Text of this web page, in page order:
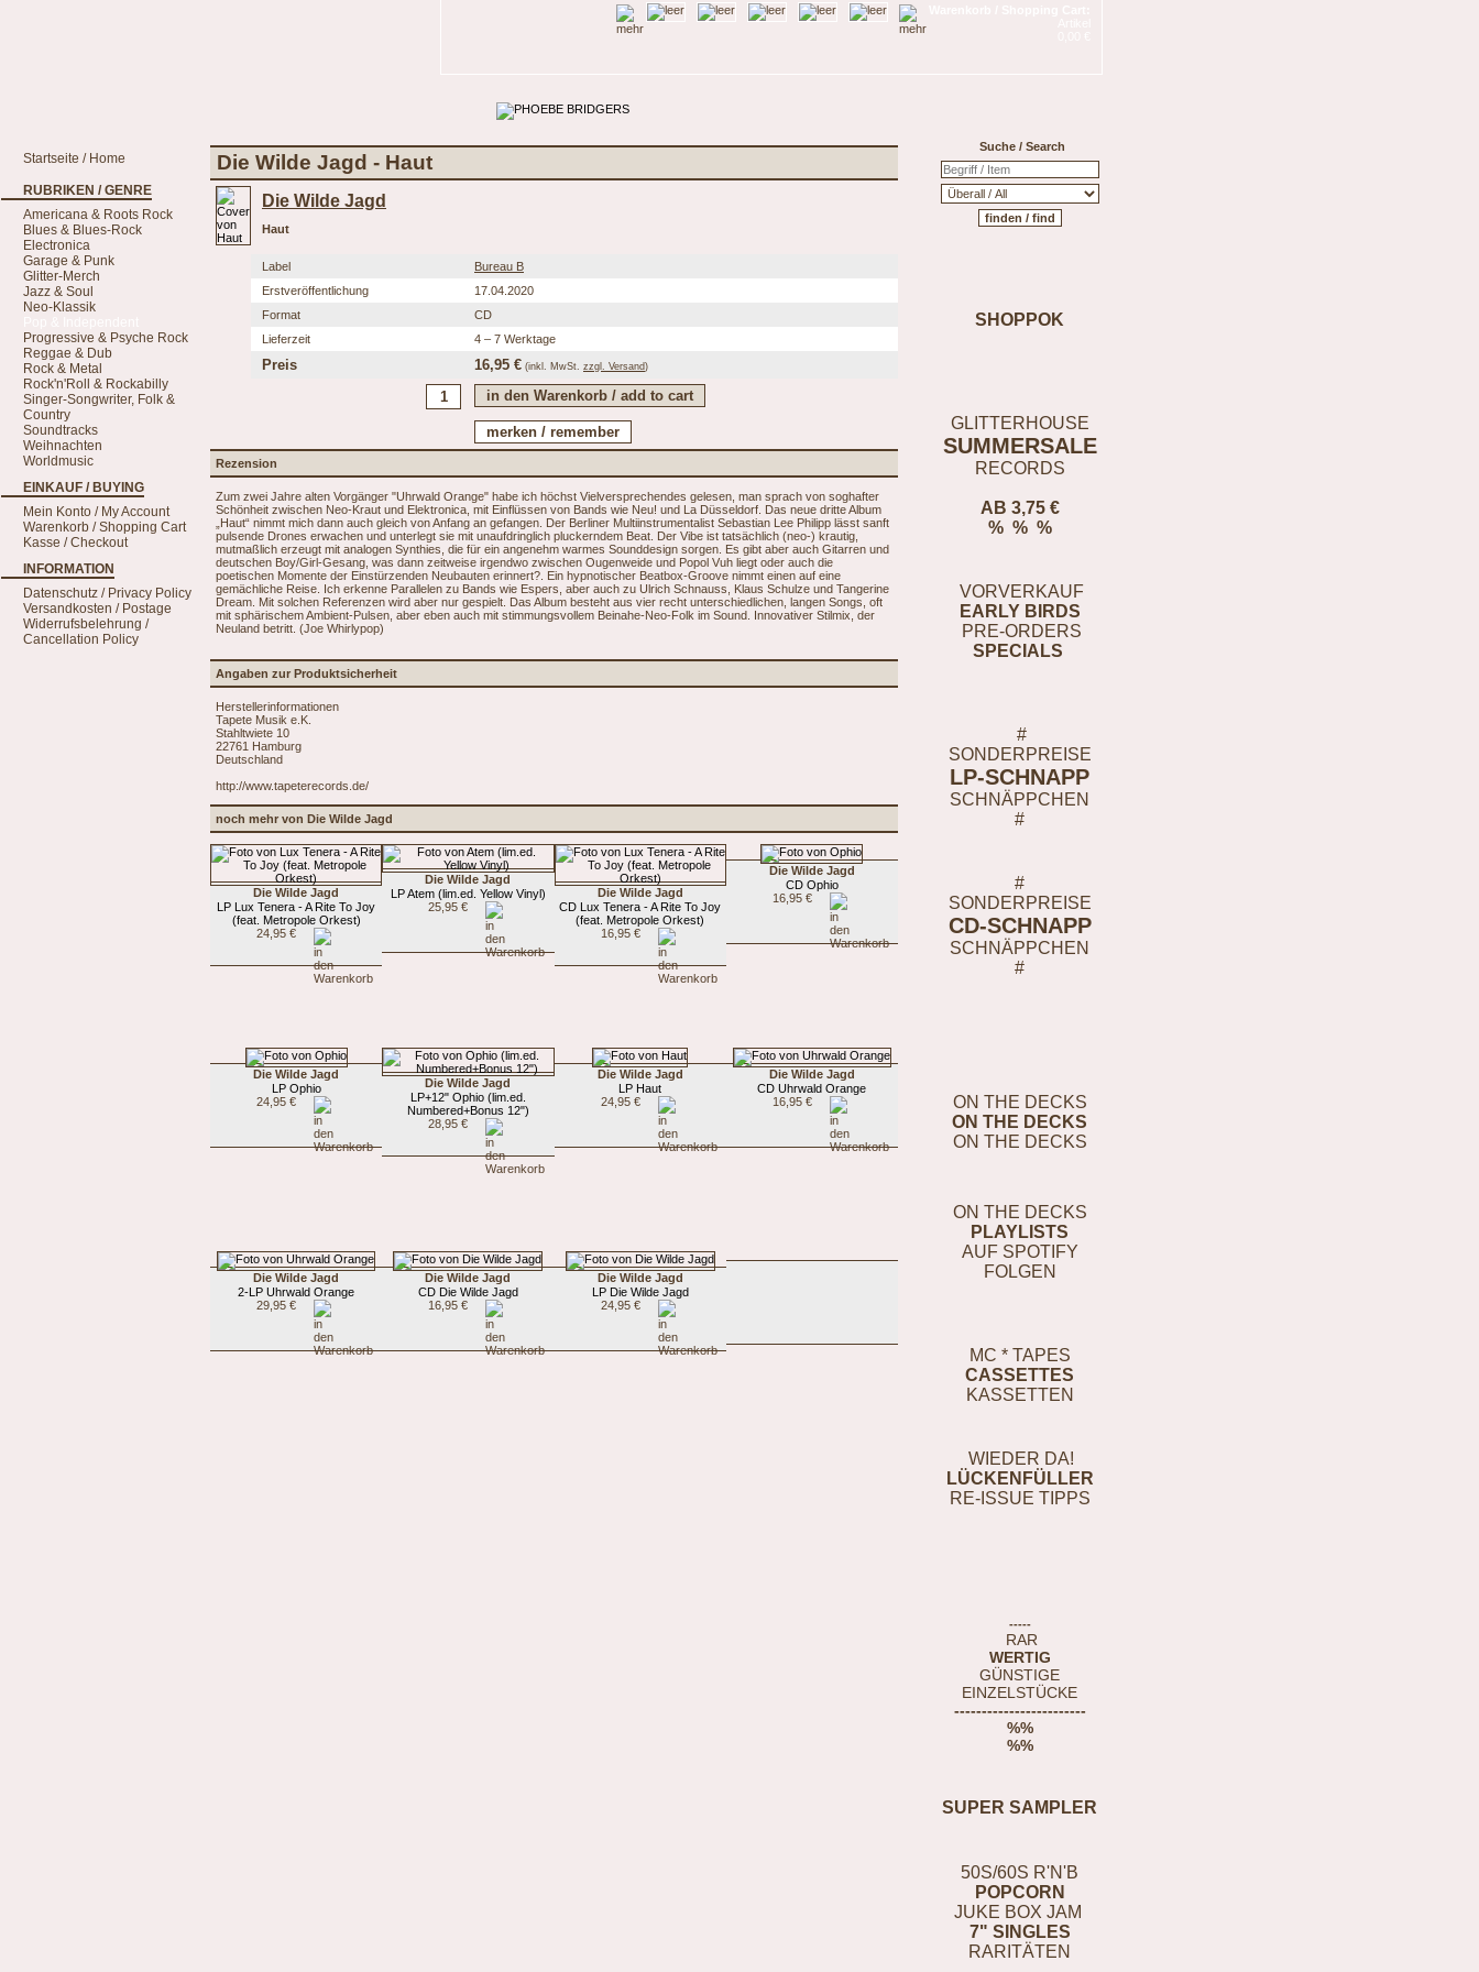
Suche / Search
SHOPPOK
GLITTERHOUSE
SUMMERSALE
RECORDS
AB 3,75 €
% % %
VORVERKAUF
EARLY BIRDS
PRE-ORDERS
SPECIALS
#
SONDERPREISE
LP-SCHNAPP
SCHNÄPPCHEN
#
#
SONDERPREISE
CD-SCHNAPP
SCHNÄPPCHEN
#
ON THE DECKS
ON THE DECKS
ON THE DECKS
ON THE DECKS
PLAYLISTS
AUF SPOTIFY
FOLGEN
MC * TAPES
CASSETTES
KASSETTEN
WIEDER DA!
LÜCKENFÜLLER
RE-ISSUE TIPPS
-----
RAR
WERTIG
GÜNSTIGE
EINZELSTÜCKE
------------------------
%%
%%
SUPER SAMPLER
50S/60S R'N'B
POPCORN
JUKE BOX JAM
7" SINGLES
RARITÄTEN
Startseite / Home
RUBRIKEN / GENRE
Americana & Roots Rock
Blues & Blues-Rock
Electronica
Garage & Punk
Glitter-Merch
Jazz & Soul
Neo-Klassik
Progressive & Psyche Rock
Reggae & Dub
Rock & Metal
Rock'n'Roll & Rockabilly
Singer-Songwriter, Folk &
Country
Soundtracks
Weihnachten
Worldmusic
EINKAUF / BUYING
Mein Konto / My Account
Warenkorb / Shopping Cart
Kasse / Checkout
INFORMATION
Datenschutz / Privacy Policy
Versandkosten / Postage
Widerrufsbelehrung /
Cancellation Policy
Die Wilde Jagd - Haut
Die Wilde Jagd
Haut
Label
Bureau B
Erstveröffentlichung
17.04.2020
Format
CD
Lieferzeit
4 – 7 Werktage
Preis 16,95 € (inkl. MwSt. zzgl. Versand)
Rezension
Zum zwei Jahre alten Vorgänger "Uhrwald Orange" habe ich höchst Vielversprechendes gelesen, man sprach von soghafter
Schönheit zwischen Neo-Kraut und Elektronica, mit Einflüssen von Bands wie Neu! und La Düsseldorf. Das neue dritte Album
„Haut“ nimmt mich dann auch gleich von Anfang an gefangen. Der Berliner Multiinstrumentalist Sebastian Lee Philipp lässt sanft
pulsende Drones erwachen und unterlegt sie mit unaufdringlich pluckerndem Beat. Der Vibe ist tatsächlich (neo-) krautig,
mutmaßlich erzeugt mit analogen Synthies, die für ein angenehm warmes Sounddesign sorgen. Es gibt aber auch Gitarren und
deutschen Boy/Girl-Gesang, was dann zeitweise irgendwo zwischen Ougenweide und Popol Vuh liegt oder auch die
poetischen Momente der Einstürzenden Neubauten erinnert?. Ein hypnotischer Beatbox-Groove nimmt einen auf eine
gemächliche Reise. Ich erkenne Parallelen zu Bands wie Espers, aber auch zu Ulrich Schnauss, Klaus Schulze und Tangerine
Dream. Mit solchen Referenzen wird aber nur gespielt. Das Album besteht aus vier recht unterschiedlichen, langen Songs, oft
mit sphärischem Ambient-Pulsen, aber eben auch mit stimmungsvollem Beinahe-Neo-Folk im Sound. Innovativer Stilmix, der
Neuland betritt. (Joe Whirlypop)
Angaben zur Produktsicherheit
Herstellerinformationen
Tapete Musik e.K.
Stahltwiete 10
22761 Hamburg
Deutschland
http://www.tapeterecords.de/
noch mehr von Die Wilde Jagd
Die Wilde Jagd
LP Lux Tenera - A Rite To Joy
(feat. Metropole Orkest)
24,95 €
Die Wilde Jagd
LP Atem (lim.ed. Yellow Vinyl)
25,95 €
Die Wilde Jagd
CD Lux Tenera - A Rite To Joy
(feat. Metropole Orkest)
16,95 €
Die Wilde Jagd
CD Ophio
16,95 €
Die Wilde Jagd
LP Ophio
24,95 €
Die Wilde Jagd
LP+12" Ophio (lim.ed.
Numbered+Bonus 12")
28,95 €
Die Wilde Jagd
LP Haut
24,95 €
Die Wilde Jagd
CD Uhrwald Orange
16,95 €
Die Wilde Jagd
2-LP Uhrwald Orange
29,95 €
Die Wilde Jagd
CD Die Wilde Jagd
16,95 €
Die Wilde Jagd
LP Die Wilde Jagd
24,95 €